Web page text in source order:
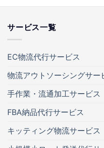
サービス一覧
EC物流代行サービス
物流アウトソーシングサー
手作業・流通加工サービス
FBA納品代行サービス
キッティング物流サービス